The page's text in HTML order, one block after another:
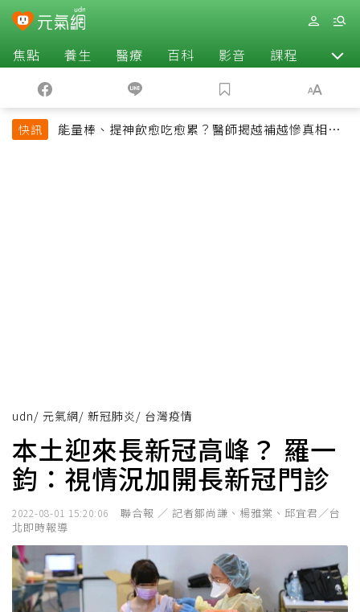
焦點 養生 醫療 百科 影音 課程 退休
快訊
能量棒、提神飲愈吃愈累？醫師揭越補越慘真相：
udn/ 元氣網/ 新冠肺炎 / 台灣疫情
本土迎來長新冠高峰？ 羅一
鈞：視情況加開長新冠門診
2022-08-01 15:20:06
聯合報 ／ 記者鄒尚謙、楊雅棠、邱宜君／台
北即時報導